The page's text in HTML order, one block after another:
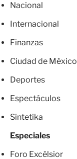
Nacional
Internacional
Finanzas
Ciudad de México
Deportes
Espectáculos
Sintetika
Especiales
Foro Excélsior